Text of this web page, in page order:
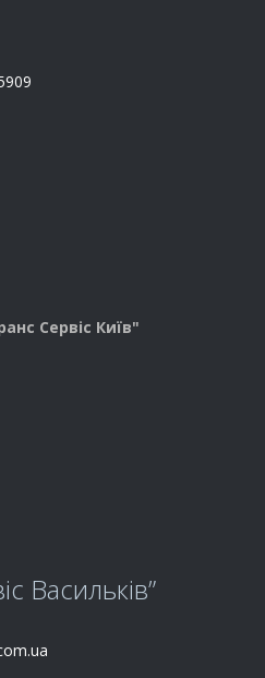
Сервіс Київ"
Васильків”